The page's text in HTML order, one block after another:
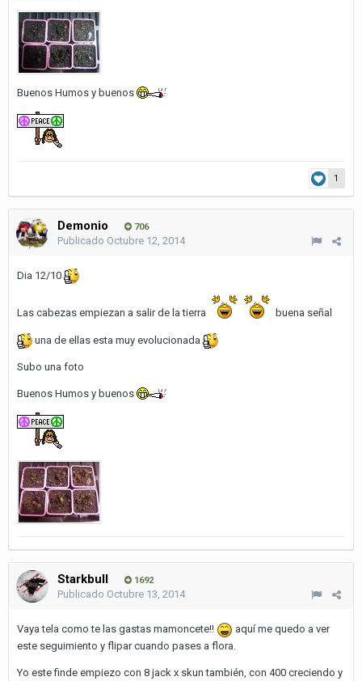
Buenos Humos y buenos
1
Demonio 706
Publicado Octubre 12, 2014
Dia 12/10
Las cabezas empiezan a salir de la tierra buena señal
una de ellas esta muy evolucionada
Subo una foto
Buenos Humos y buenos
Starkbull 1692
Publicado Octubre 13, 2014
Vaya tela como te las gastas mamoncete!!
aquí me quedo a ver
este seguimiento y flipar cuando pases a flora.
Yo este finde empiezo con 8 jack x skun también, con 400 creciendo y